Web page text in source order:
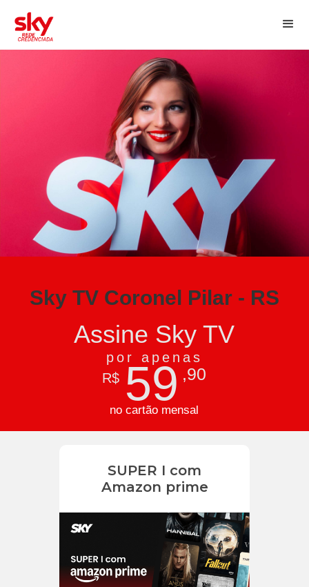
Sky TV Coronel Pilar - RS
Assine Sky TV
por apenas
R$ 59 ,90
no cartão mensal
SUPER I com
Amazon prime